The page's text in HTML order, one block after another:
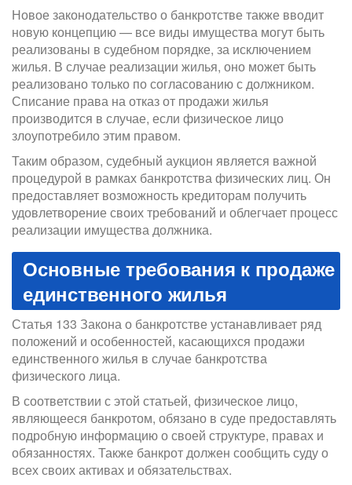
Новое законодательство о банкротстве также вводит
новую концепцию — все виды имущества могут быть
реализованы в судебном порядке, за исключением
жилья. В случае реализации жилья, оно может быть
реализовано только по согласованию с должником.
Списание права на отказ от продажи жилья
производится в случае, если физическое лицо
злоупотребило этим правом.
Таким образом, судебный аукцион является важной
процедурой в рамках банкротства физических лиц. Он
предоставляет возможность кредиторам получить
удовлетворение своих требований и облегчает процесс
реализации имущества должника.
Основные требования к продаже
единственного жилья
Статья 133 Закона о банкротстве устанавливает ряд
положений и особенностей, касающихся продажи
единственного жилья в случае банкротства
физического лица.
В соответствии с этой статьей, физическое лицо,
являющееся банкротом, обязано в суде предоставлять
подробную информацию о своей структуре, правах и
обязанностях. Также банкрот должен сообщить суду о
всех своих активах и обязательствах.